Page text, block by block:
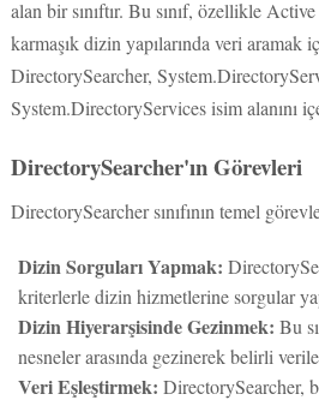
karmaşık dizin yapılarında veri aramak
DirectorySearcher,
System.DirectoryServices isim alanını
DirectorySearcher sınıfının temel
kriterlerle dizin hizmetlerine sorgular
Dizin Hiyerarşisinde Gezinmek:Bu
nesneler arasında gezinerek belirli
Veri Eşleştirmek:DirectorySearcher,
olarak verileri eşleştirebilir ve geri